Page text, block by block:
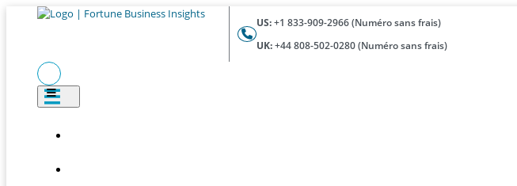
US:+1 833-909-2966 (Numéro sans frais)
UK:+44 808-502-0280 (Numéro sans frais)